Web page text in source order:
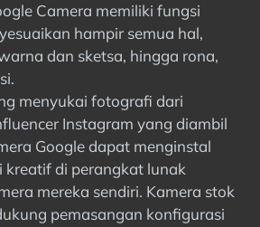
Camera memiliki fungsi
hampir semua hal,
dan sketsa, hingga rona,
menyukai fotografi dari
Instagram yang diambil
Google dapat menginstal
kreatif di perangkat lunak
mereka sendiri. Kamera stok
pemasangan konfigurasi